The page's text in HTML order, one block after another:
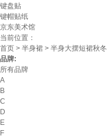
键盘贴
键帽贴纸
京东美术馆
当前位置：
首页 > 半身裙 > 半身大摆短裙秋冬
品牌:
所有品牌
A
B
C
D
E
F